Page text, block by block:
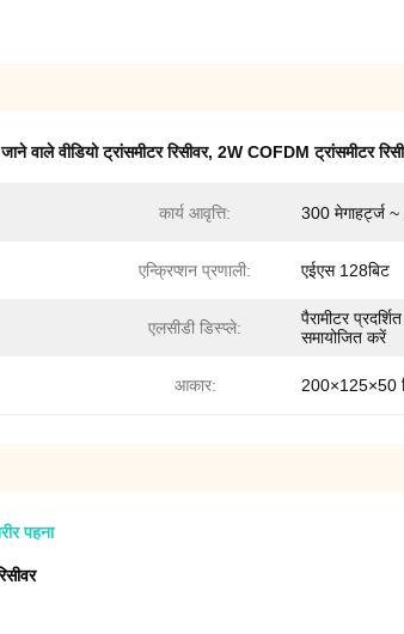
वाले वीडियो ट्रांसमीटर रिसीवर, 2W COFDM ट्रांसमीटर
कार्य आवृत्ति: 300 मेगाहर्ट्ज
एन्क्रिप्शन प्रणाली: एईएस 128बिट
एलसीडी डिस्प्ले:
पैरामीटर
समायोजित करें
आकार: 200×125×50
पहना